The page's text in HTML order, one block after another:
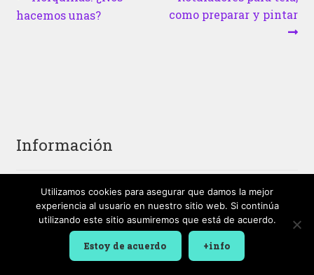
de
hacemos unas?
como preparar y pintar
Información
Promociones especiales
Novedades
¡Lo más vendido!
Contacte con nosotros
Términos y condiciones
Utilizamos cookies para asegurar que damos la mejor
experiencia al usuario en nuestro sitio web. Si continúa
utilizando este sitio asumiremos que está de acuerdo.
Estoy de acuerdo +info